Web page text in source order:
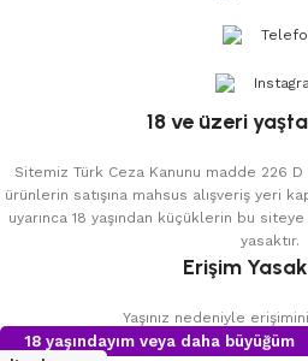
18 ve üzeri yaşta
Sitemiz Türk Ceza Kanunu madde 226
ürünlerin satışına mahsus alışveriş yeri
uyarınca 18 yaşından küçüklerin bu
yasaktır.
Erişim
Yaşınız nedeniyle
18 yaşındayım veya daha büyüğüm